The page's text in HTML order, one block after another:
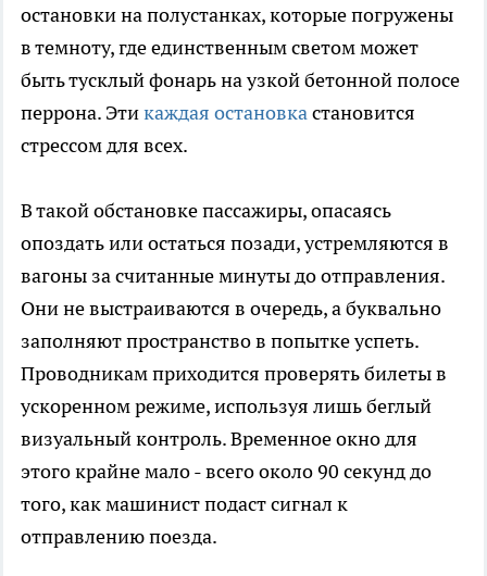
остановки на полустанках, которые погружены
в темноту, где единственным светом может
быть тусклый фонарь на узкой бетонной полосе
перрона. Этикаждая остановкастановится
стрессом для всех.
В такой обстановке пассажиры, опасаясь
опоздать или остаться позади, устремляются в
вагоны за считанные минуты до отправления.
Они не выстраиваются в очередь, а буквально
заполняют пространство в попытке успеть.
Проводникам приходится проверять билеты в
ускоренном режиме, используя лишь беглый
визуальный контроль. Временное окно для
этого крайне мало - всего около 90 секунд до
того, как машинист подаст сигнал к
отправлению поезда.